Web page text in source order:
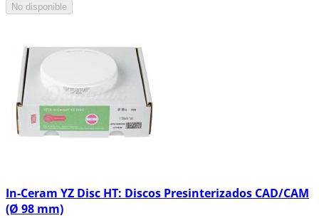
No disponible
In-Ceram YZ Disc HT: Discos Presinterizados CAD/CAM
(Ø 98 mm)